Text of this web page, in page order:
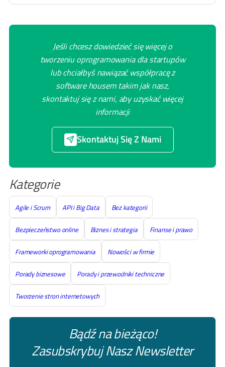
Jeśli chcesz dowiedzieć się więcej o
tworzeniu oprogramowania dla startupów
lub chciałbyś nawiązać współpracę z
software housem takim jak nasz,
skontaktuj się z nami, aby uzyskać więcej
informacji
Skontaktuj Się Z Nami
Kategorie
Agile i Scrum API i Big Data Bez kategorii
Bezpieczeństwo online Biznes i strategia Finanse i prawo
Frameworki oprogramowania Nowości w firmie
Porady biznesowe Porady i przewodniki techniczne
Tworzenie stron internetowych
Bądź na bieżąco!
Zasubskrybuj Nasz Newsletter